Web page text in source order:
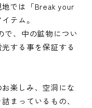
では「Break your
テム。
、中の鉱物につい
する事を保証する
楽しみ、空洞にな
まっているもの、